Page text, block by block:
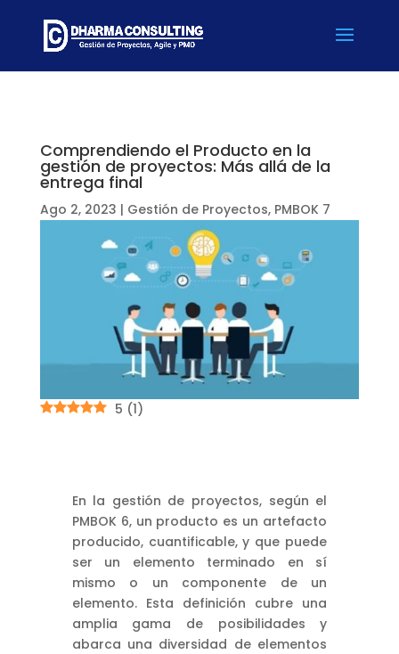
Comprendiendo el Producto en la
gestión de proyectos: Más allá de la
entrega final
Ago 2, 2023 | Gestión de Proyectos, PMBOK 7
5 (1)
En la gestión de proyectos, según el
PMBOK 6, un producto es un artefacto
producido, cuantificable, y que puede
ser un elemento terminado en sí
mismo o un componente de un
elemento. Esta definición cubre una
amplia gama de posibilidades y
abarca una diversidad de elementos